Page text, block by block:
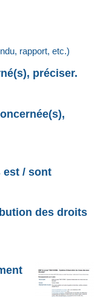
rapport, etc.)
préciser.
est / sont
des droits